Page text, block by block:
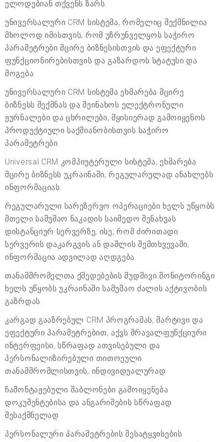
ელოდებიან თქვენს ზარს.
უნივერსალური CRM სისტემა, რომელიც შექმნილია
მხოლოდ იმისთვის, რომ უზრუნველყოს საჭირო
პარამეტრები მცირე ბიზნესისთვის და ეფექტური
ფუნქციონირებისთვის და გაზარდოს სტატუსი და
მოგება.
უნივერსალური CRM სისტემა ეხმარება მცირე
ბიზნესს შექმნას და შეინახოს ელექტრონული
ჟურნალები და ცხრილები, მყისიერად გამოიყენოს
პროდუქტიული საქმიანობისთვის საჭირო
პარამეტრები.
Universal CRM კომპიუტერული სისტემა, ეხმარება
მცირე ბიზნესს უკრაინაში, რეგულარულად ანახლებს
ინფორმაციას.
რეგულარული სარეზერვო ოპერაციები ხელს უწყობს
მთელი სამუშაო ნაკადის საიმედო შენახვას
დისტანციურ სერვერზე, ისე, რომ ძირითადი
სერვერის დაკარგვის ან დაშლის შემთხვევაში,
ინფორმაცია ადვილად აღდგება.
თანამშრომელთა ქმედებების მუდმივი მონიტორინგი
ხელს უწყობს უკრაინაში სამუშაო ძალის აქტივობის
გაზრდას.
კარგად გააზრებულ CRM პროგრამას, მარტივი და
ეფექტური პარამეტრებით, აქვს მრავალფუნქციური
ინტერფეისი, სწრაფად ათვისებული და
პერსონალიზირებული თითოეული
თანამშრომლისთვის, ინდივიდუალურად.
ჩამონტაჟებული შაბლონები გამოიყენება
დოკუმენტებისა და ანგარიშების სწრაფად
შესაქმნელად.
პერსონალური პარამეტრების შესატყვისების